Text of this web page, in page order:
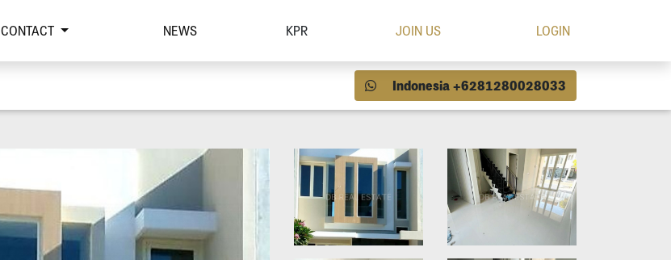
CONTACT NEWS KPR JOIN US LOGIN
Indonesia +6281280028033